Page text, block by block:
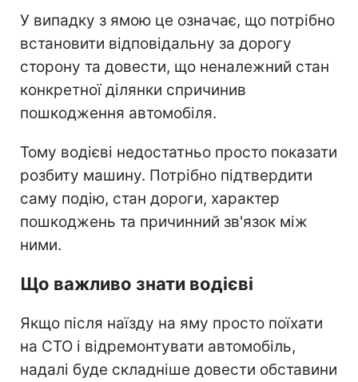
У випадку з ямою це означає, що потрібно
встановити відповідальну за дорогу
сторону та довести, що неналежний стан
конкретної ділянки спричинив
пошкодження автомобіля.
Тому водієві недостатньо просто показати
розбиту машину. Потрібно підтвердити
саму подію, стан дороги, характер
пошкоджень та причинний зв'язок між
ними.
Що важливо знати водієві
Якщо після наїзду на яму просто поїхати
на СТО і відремонтувати автомобіль,
надалі буде складніше довести обставини